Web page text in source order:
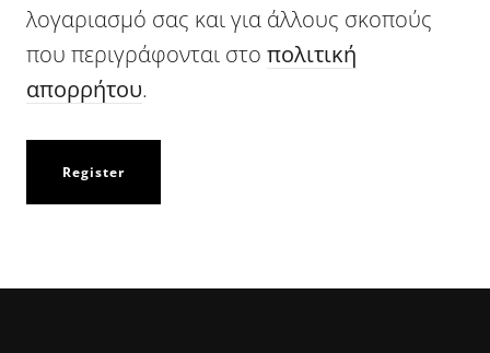
λογαριασμό σας και για άλλους σκοπούς
που περιγράφονται στο πολιτική
απορρήτου.
Register